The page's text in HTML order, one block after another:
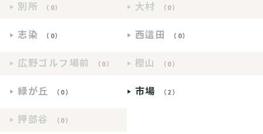
別所 （0） 大村 （0）
志染 （0） 西這田 （0）
広野ゴルフ場前 （0） 樫山 （0）
緑が丘 （0） 市場 （2）
押部谷 （0）